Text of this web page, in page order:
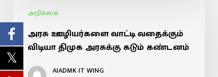
அறிக்கை
அரசு ஊழியர்களை வாட்டி வதைக்கும்
விடியா திமுக அரசுக்கு கடும் கண்டனம்
AIADMK IT WING